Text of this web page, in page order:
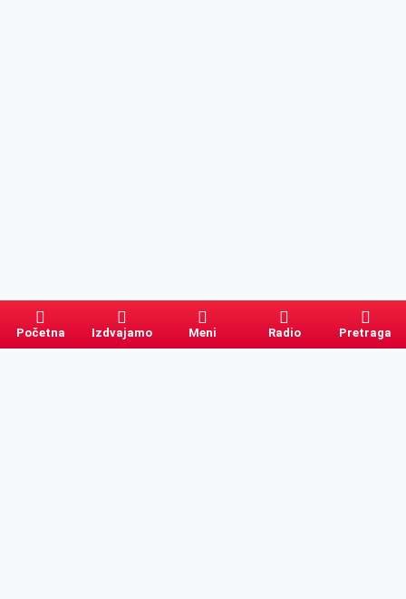
Početna Izdvajamo Meni Radio Pretraga